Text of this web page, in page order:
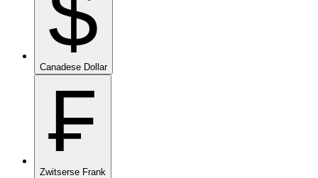
Canadese Dollar
₣
Zwitserse Frank